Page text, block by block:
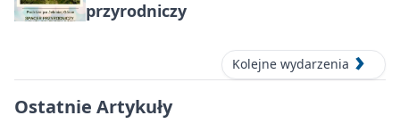
przyrodniczy
Kolejne wydarzenia
Ostatnie Artykuły